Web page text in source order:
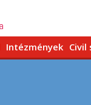
Intézmények Civil